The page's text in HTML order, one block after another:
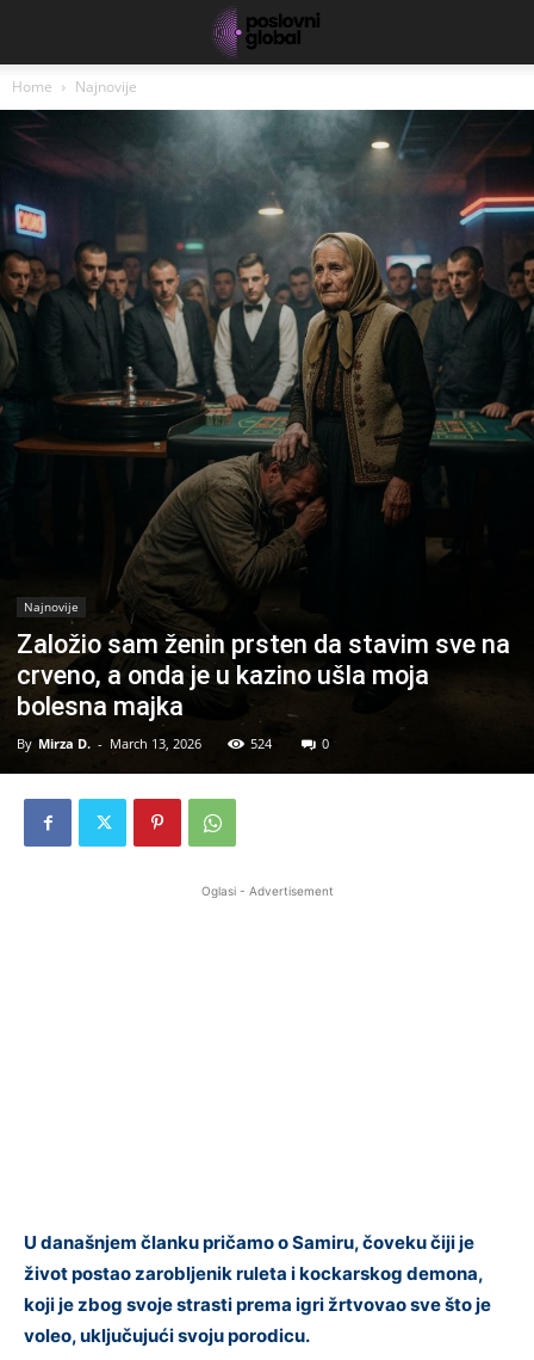
Home Najnovije
Najnovije
Založio sam ženin prsten da stavim sve na
crveno, a onda je u kazino ušla moja
bolesna majka
By Mirza D. - March 13, 2026 524 0
Oglasi - Advertisement
U današnjem članku pričamo o Samiru, čoveku čiji je
život postao zarobljenik ruleta i kockarskog demona,
koji je zbog svoje strasti prema igri žrtvovao sve što je
voleo, uključujući svoju porodicu.